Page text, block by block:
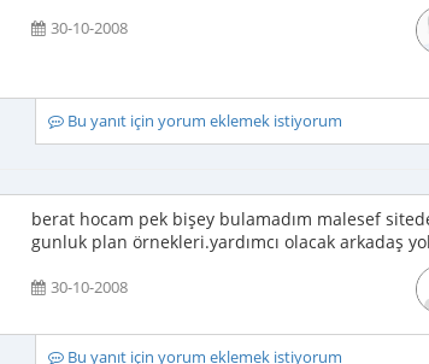
30-10-2008
Bu yanıt için yorum eklemek istiyorum
berat hocam pek bişey bulamadım malesef
gunluk plan örnekleri.yardımcı olacak arkadaş
30-10-2008
Bu yanıt için yorum eklemek istiyorum